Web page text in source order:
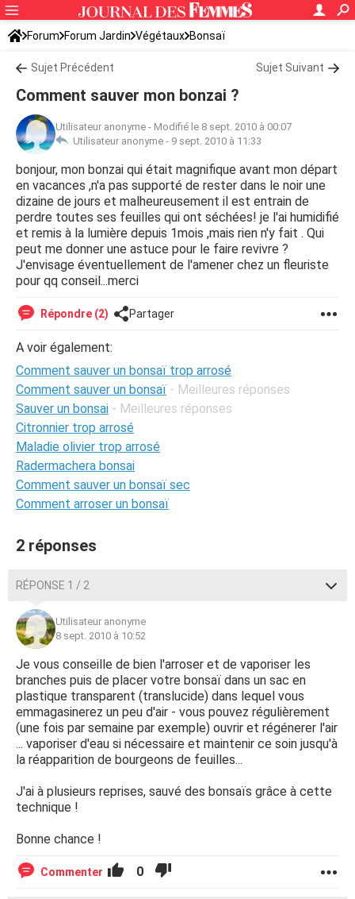
Forum Forum Jardin Végétaux Bonsaï
Sujet Précédent Sujet Suivant
Comment sauver mon bonzai ?
Utilisateur anonyme - Modifié le 8 sept. 2010 à 00:07
Utilisateur anonyme - 9 sept. 2010 à 11:33
bonjour, mon bonzai qui était magnifique avant mon départ
en vacances ,n'a pas supporté de rester dans le noir une
dizaine de jours et malheureusement il est entrain de
perdre toutes ses feuilles qui ont séchées! je l'ai humidifié
et remis à la lumière depuis 1mois ,mais rien n'y fait . Qui
peut me donner une astuce pour le faire revivre ?
J'envisage éventuellement de l'amener chez un fleuriste
pour qq conseil...merci
Répondre (2) Partager
A voir également:
Comment sauver un bonsaï trop arrosé
Comment sauver un bonsaï - Meilleures réponses
Sauver un bonsai - Meilleures réponses
Citronnier trop arrosé
Maladie olivier trop arrosé
Radermachera bonsai
Comment sauver un bonsaï sec
Comment arroser un bonsaï
2 réponses
RÉPONSE 1 / 2
Utilisateur anonyme
8 sept. 2010 à 10:52
Je vous conseille de bien l'arroser et de vaporiser les
branches puis de placer votre bonsaï dans un sac en
plastique transparent (translucide) dans lequel vous
emmagasinerez un peu d'air - vous pouvez régulièrement
(une fois par semaine par exemple) ouvrir et régénerer l'air
... vaporiser d'eau si nécessaire et maintenir ce soin jusqu'à
la réapparition de bourgeons de feuilles...
J'ai à plusieurs reprises, sauvé des bonsaïs grâce à cette
technique !
Bonne chance !
Commenter 0